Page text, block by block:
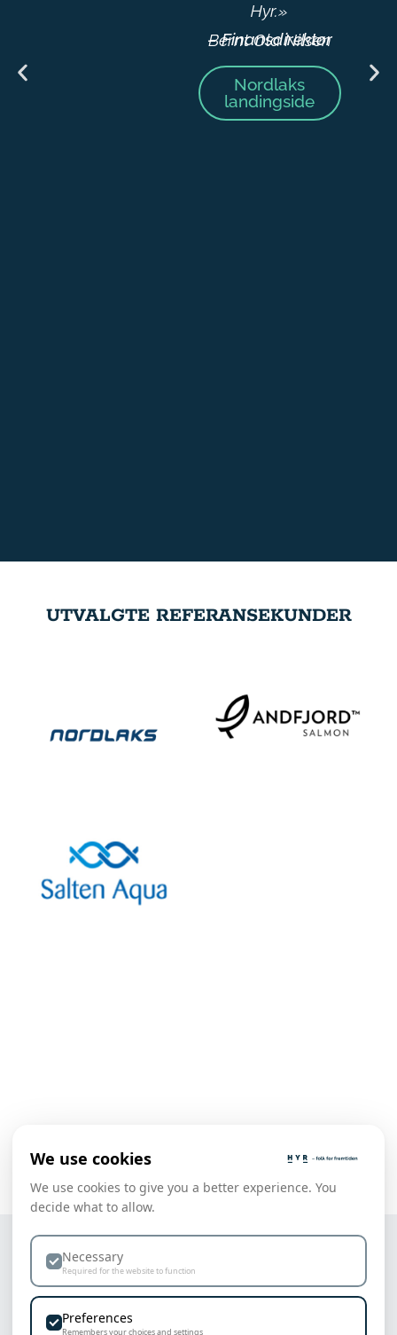
Hyr.»
– Finansdirektør
Bernt Ola Nilsen
Nordlaks
landingside
UTVALGTE REFERANSEKUNDER
VI LEVER AV FORNØYDE KUNDER
We use cookies
We use cookies to give you a better experience. You
decide what to allow.
Necessary
Required for the website to function
Preferences
Remembers your choices and settings